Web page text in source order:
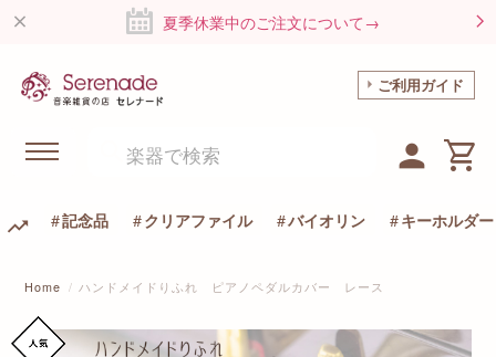
夏季休業中のご注文について→
ご利用ガイド
記念品 クリアファイル バイオリン キーホルダー
Home ハンドメイドりふれ ピアノペダルカバー レース